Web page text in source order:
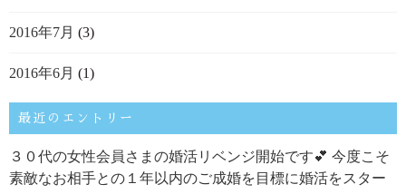
2016年7月 (3)
2016年6月 (1)
最近のエントリー
３０代の女性会員さまの婚活リベンジ開始です💕 今度こそ
素敵なお相手との１年以内のご成婚を目標に婚活をスター